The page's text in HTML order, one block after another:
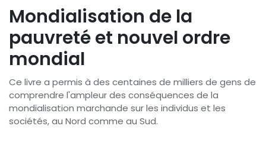
Mondialisation de la
pauvreté et nouvel ordre
mondial
Ce livre a permis à des centaines de milliers de gens de
comprendre l'ampleur des conséquences de la
mondialisation marchande sur les individus et les
sociétés, au Nord comme au Sud.